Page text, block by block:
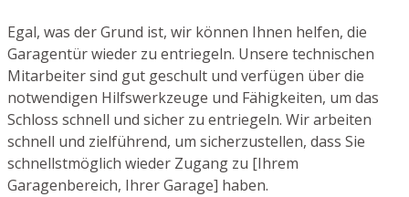
Egal, was der Grund ist, wir können Ihnen helfen, die
Garagentür wieder zu entriegeln. Unsere technischen
Mitarbeiter sind gut geschult und verfügen über die
notwendigen Hilfswerkzeuge und Fähigkeiten, um das
Schloss schnell und sicher zu entriegeln. Wir arbeiten
schnell und zielführend, um sicherzustellen, dass Sie
schnellstmöglich wieder Zugang zu [Ihrem
Garagenbereich, Ihrer Garage] haben.